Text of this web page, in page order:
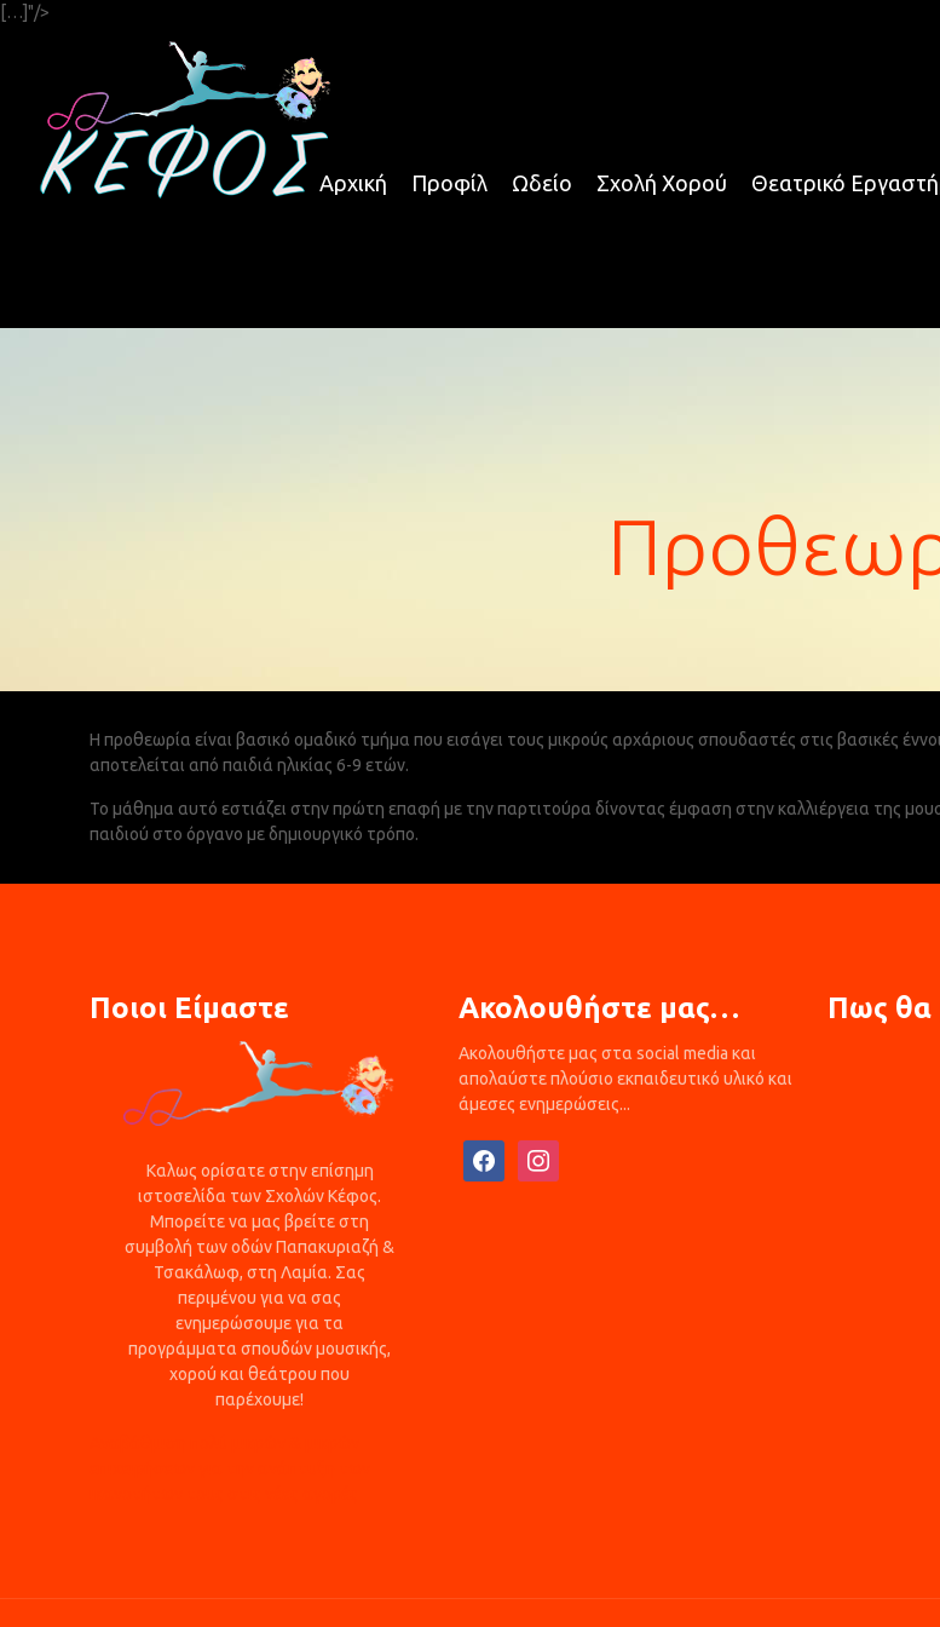
[…]"/>
Αρχική Προφίλ Ωδείο Σχολή Χορού Θεατρικό
Η προθεωρία είναι βασικό ομαδικό τμήμα που εισάγει τους μικρούς αρχάριους σπουδαστές στις βασικές
αποτελείται από παιδιά ηλικίας 6-9 ετών.
Το μάθημα αυτό εστιάζει στην πρώτη επαφή με την παρτιτούρα δίνοντας έμφαση στην καλλιέργεια της
παιδιού στο όργανο με δημιουργικό τρόπο.
Ποιοι Είμαστε
Καλως ορίσατε στην επίσημη
ιστοσελίδα των Σχολών Κέφος.
Μπορείτε να μας βρείτε στη
συμβολή των οδών Παπακυριαζή &
Τσακάλωφ, στη Λαμία. Σας
περιμένου για να σας
ενημερώσουμε για τα
προγράμματα σπουδών μουσικής,
χορού και θεάτρου που
παρέχουμε!
Ακολουθήστε μας…
Ακολουθήστε μας στα social media και
απολαύστε πλούσιο εκπαιδευτικό υλικό και
άμεσες ενημερώσεις...
facebookinstagram
Πως θα